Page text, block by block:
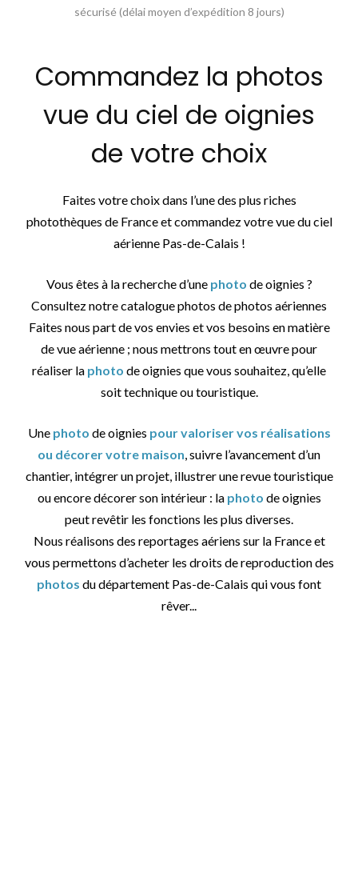
sécurisé (délai moyen d’expédition 8 jours)
Commandez la photos
vue du ciel de oignies
de votre choix
Faites votre choix dans l’une des plus riches
photothèques de France et commandez votre vue du ciel
aérienne Pas-de-Calais !
Vous êtes à la recherche d’une photo de oignies ?
Consultez notre catalogue photos de photos aériennes
Faites nous part de vos envies et vos besoins en matière
de vue aérienne ; nous mettrons tout en œuvre pour
réaliser la photo de oignies que vous souhaitez, qu’elle
soit technique ou touristique.
Une photo de oignies pour valoriser vos réalisations
ou décorer votre maison , suivre l’avancement d’un
chantier, intégrer un projet, illustrer une revue touristique
ou encore décorer son intérieur : la photo de oignies
peut revêtir les fonctions les plus diverses.
Nous réalisons des reportages aériens sur la France et
vous permettons d’acheter les droits de reproduction des
photos du département Pas-de-Calais qui vous font
rêver...